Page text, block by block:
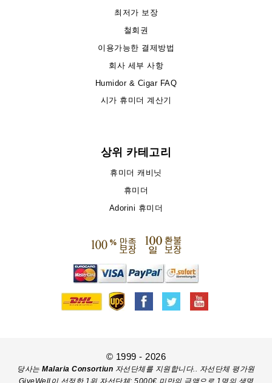
최저가 보장
철회권
이용가능한 결제방법
회사 세부 사항
Humidor & Cigar FAQ
시가 휴미더 계산기
상위 카테고리
휴미더 캐비닛
휴미더
Adorini 휴미더
© 1999 - 2026
당사는Malaria Consortiun 자선단체를 지원합니다.. 자선단체 평가원
GiveWell이 선정한 1위 자선단체; 5000€ 미만의 금액으로 1명의 생명